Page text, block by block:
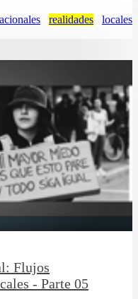
realidades locales
Flujos
- Parte 05